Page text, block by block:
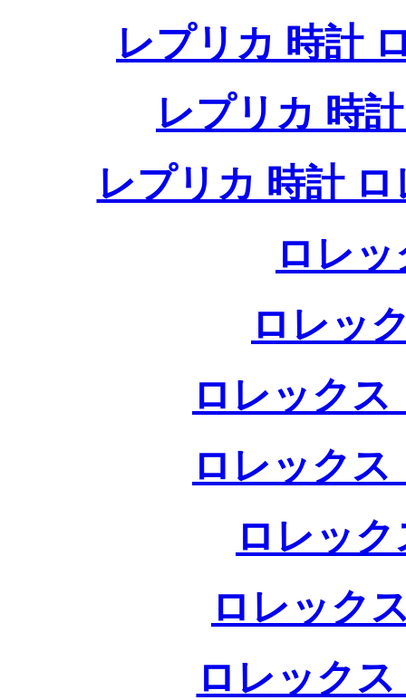
レプリカ 時計
レプリカ 時
レプリカ 時計
ロレ
ロレッ
ロレックス
ロレックス
ロレッ
ロレック
ロレック